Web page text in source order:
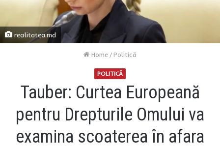
realitatea.md
Home /Politică
POLITICĂ
Tauber: Curtea Europeană
pentru Drepturile Omului va
examina scoaterea în afara